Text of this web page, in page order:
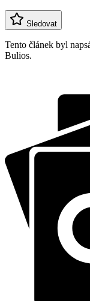
Sledovat
Tento článek byl
Bulios.